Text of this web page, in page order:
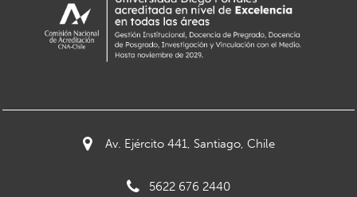
Av. Ejército 441, Santiago, Chile
5622 676 2440